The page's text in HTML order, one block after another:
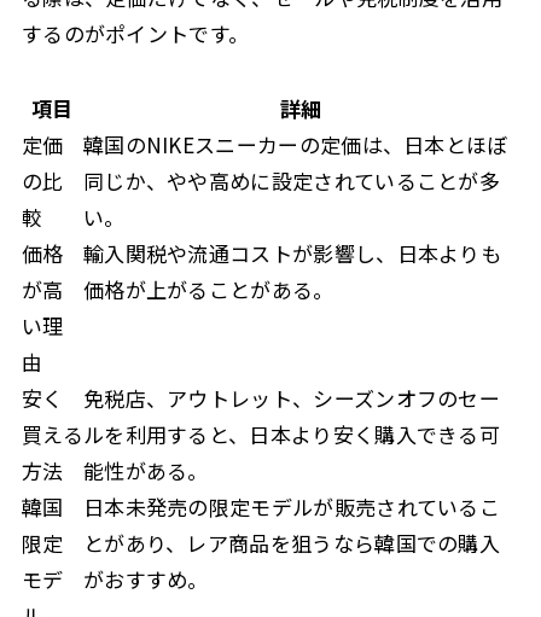
するのがポイントです。
項目
詳細
定価
の比
較
韓国のNIKEスニーカーの定価は、日本とほぼ
同じか、やや高めに設定されていることが多
い。
価格
が高
い理
由
輸入関税や流通コストが影響し、日本よりも
価格が上がることがある。
安く
買える
方法
免税店、アウトレット、シーズンオフのセー
ルを利用すると、日本より安く購入できる可
能性がある。
韓国
限定
モデ
日本未発売の限定モデルが販売されているこ
とがあり、レア商品を狙うなら韓国での購入
がおすすめ。